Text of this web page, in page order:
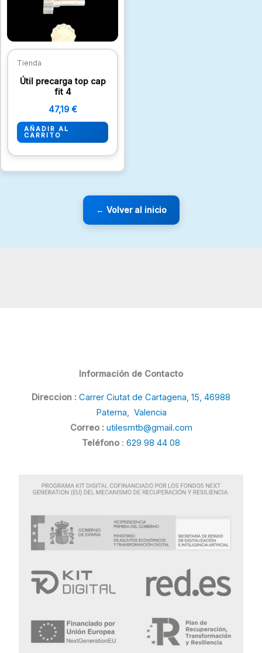
Tienda
Útil precarga top cap
fit 4
47,19 €
AÑADIR AL
CARRITO
← Volver al inicio
Información de Contacto
Direccion : Carrer Ciutat de Cartagena, 15, 46988
Paterna, Valencia
Correo : utilesmtb@gmail.com
Teléfono : 629 98 44 08